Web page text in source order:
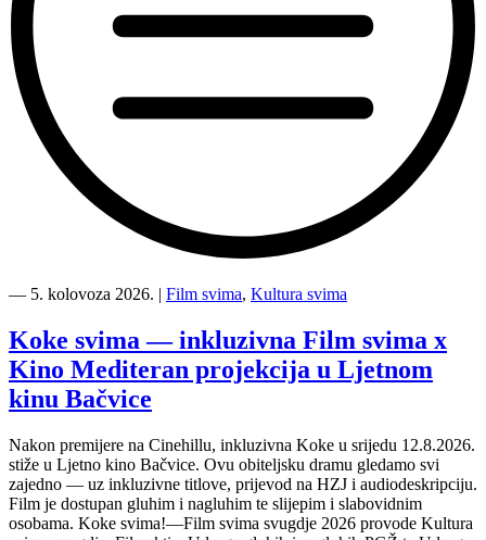
Mediteran
Film
svima
nastavljaju
inkluzivnu
turneju
Hvaru”
― 5. kolovoza 2026. | Film svima, Kultura svima
Koke svima — inkluzivna Film svima x
Kino Mediteran projekcija u Ljetnom
kinu Bačvice
Nakon premijere na Cinehillu, inkluzivna Koke u srijedu 12.8.2026.
stiže u Ljetno kino Bačvice. Ovu obiteljsku dramu gledamo svi
zajedno — uz inkluzivne titlove, prijevod na HZJ i audiodeskripciju.
Film je dostupan gluhim i nagluhim te slijepim i slabovidnim
osobama. Koke svima!—Film svima svugdje 2026 provode Kultura